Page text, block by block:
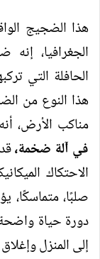
هذا الضجيج
الجغرافيا،
الحافلة التي
هذا النوع من
مناكب الأرض،
في آلة ضخمة،
الاحتكاك
صلبًا،
دورة حياة واضحة
إلى المنزل